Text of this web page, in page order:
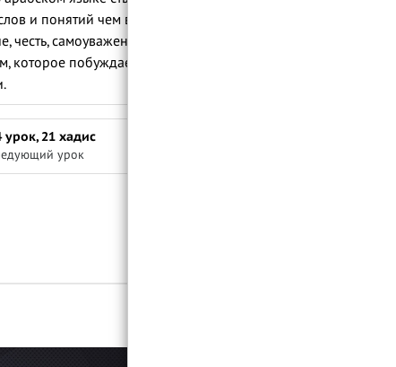
и понятий чем в русском языке.
самоуважение и другие
побуждает человека к отказу
урок, 21 хадис
урок